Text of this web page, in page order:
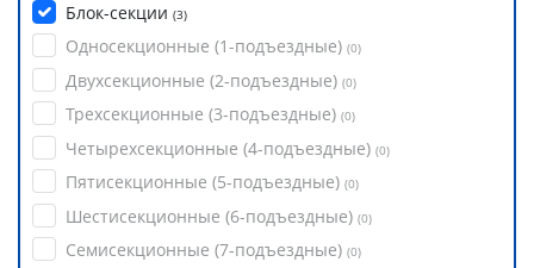
Блок-секции (3)
Односекционные (1-подъездные) (0)
Двухсекционные (2-подъездные) (0)
Трехсекционные (3-подъездные) (0)
Четырехсекционные (4-подъездные) (0)
Пятисекционные (5-подъездные) (0)
Шестисекционные (6-подъездные) (0)
Семисекционные (7-подъездные) (0)